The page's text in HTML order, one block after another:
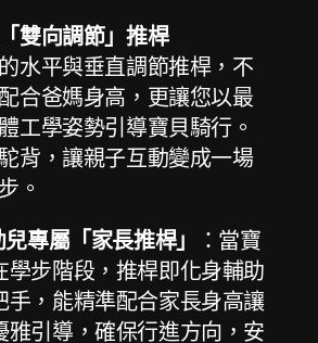
雙向調節」推桿
水平與垂直調節推桿，不
合爸媽身高，更讓您以最
工學姿勢引導寶貝騎行。
背，讓親子互動變成一場
。
專屬「家長推桿」
：當寶
學步階段，推桿即化身輔助
手，能精準配合家長身高讓
雅引導，確保行進方向，安